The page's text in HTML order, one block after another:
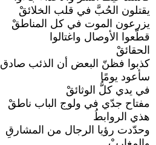
يقتلون الحُبَّ في قلب الخلائقْ
يزرعون الموت في كل المناطقْ
قطّعوا الأوصال واغتالوا
الحقائقْ
كذبوا فظنّ البعض أن الذئب صادق
سأعود يومًا
في يدي كلُّ الوثائقْ
مفتاح جدّي في ولوج الباب ناطقْ
هذي الروابطُ
وحدّدت رؤيا الرجال من المشارقِ